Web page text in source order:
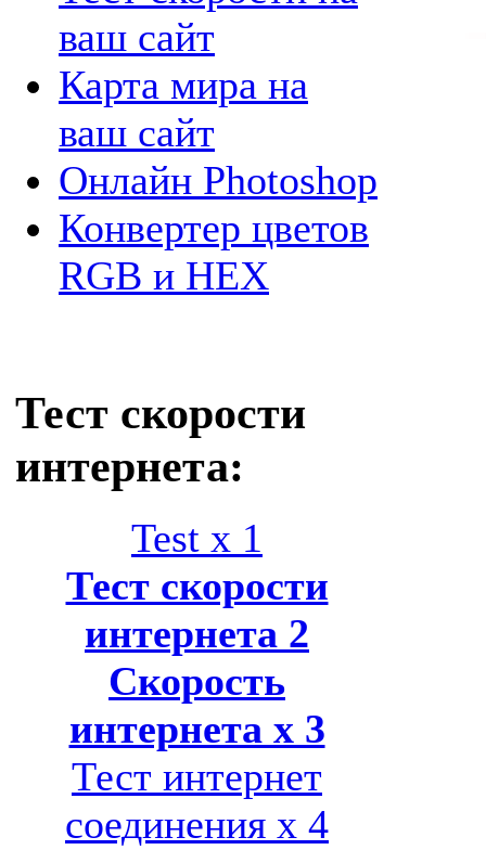
ваш сайт
Карта мира на
ваш сайт
Онлайн Photoshop
Конвертер цветов
RGB и HEX
Тест скорости
интернета:
Test x 1
Тест скорости
интернета 2
Скорость
интернета x 3
Тест интернет
соединения x 4